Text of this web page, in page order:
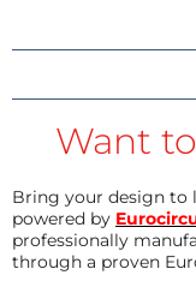
Want
Bring your design to
powered by
professionally
through a proven